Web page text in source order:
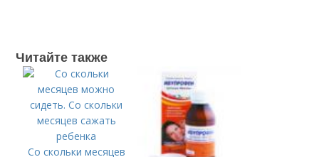
Читайте также
Со скольки месяцев